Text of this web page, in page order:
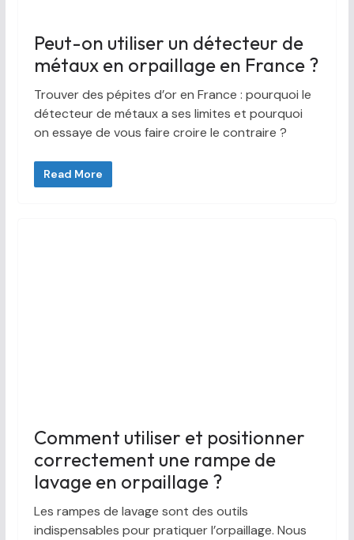
Peut-on utiliser un détecteur de
métaux en orpaillage en France ?
Trouver des pépites d’or en France : pourquoi le
détecteur de métaux a ses limites et pourquoi
on essaye de vous faire croire le contraire ?
Read More
Comment utiliser et positionner
correctement une rampe de
lavage en orpaillage ?
Les rampes de lavage sont des outils
indispensables pour pratiquer l’orpaillage. Nous